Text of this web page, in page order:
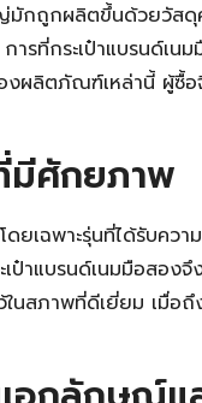
ญ่มักถูกผลิตขึ้นด้วยวั
ารที่กระเป๋าแบรนด์เ
ผลิตภัณฑ์เหล่านี้ ผู้ซื้อ
มีศักยภาพ
ดยเฉพาะรุ่นที่ได้รับค
เป๋าแบรนด์เนมมือสอ
ในสภาพที่ดีเยี่ยม เมื่อ